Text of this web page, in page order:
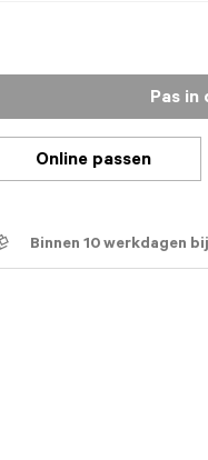
Pas in
Online passen
Binnen 10 werkdagen